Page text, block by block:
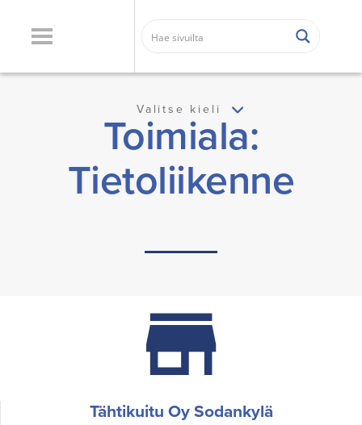
Valitse kieli
Toimiala:
Tietoliikenne
Tähtikuitu Oy Sodankylä